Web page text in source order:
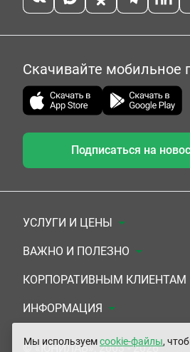
Скачивайте мобильное
Подписаться на
УСЛУГИ И ЦЕНЫ
Анализы
Комплексы
УЗИ
ЭКГ/Холтер/СМАД
ВАЖНО И ПОЛЕЗНО
Документы для заключения
Система скидок
Подарочные сертификаты
КОРПОРАТИВНЫМ КЛИЕНТАМ
Медицинским организациям
Прочим организациям
ИНФОРМАЦИЯ
О Компании
© «ЮНИЛАБ», 2003 - 2026
Мы используемcookie-файлы,